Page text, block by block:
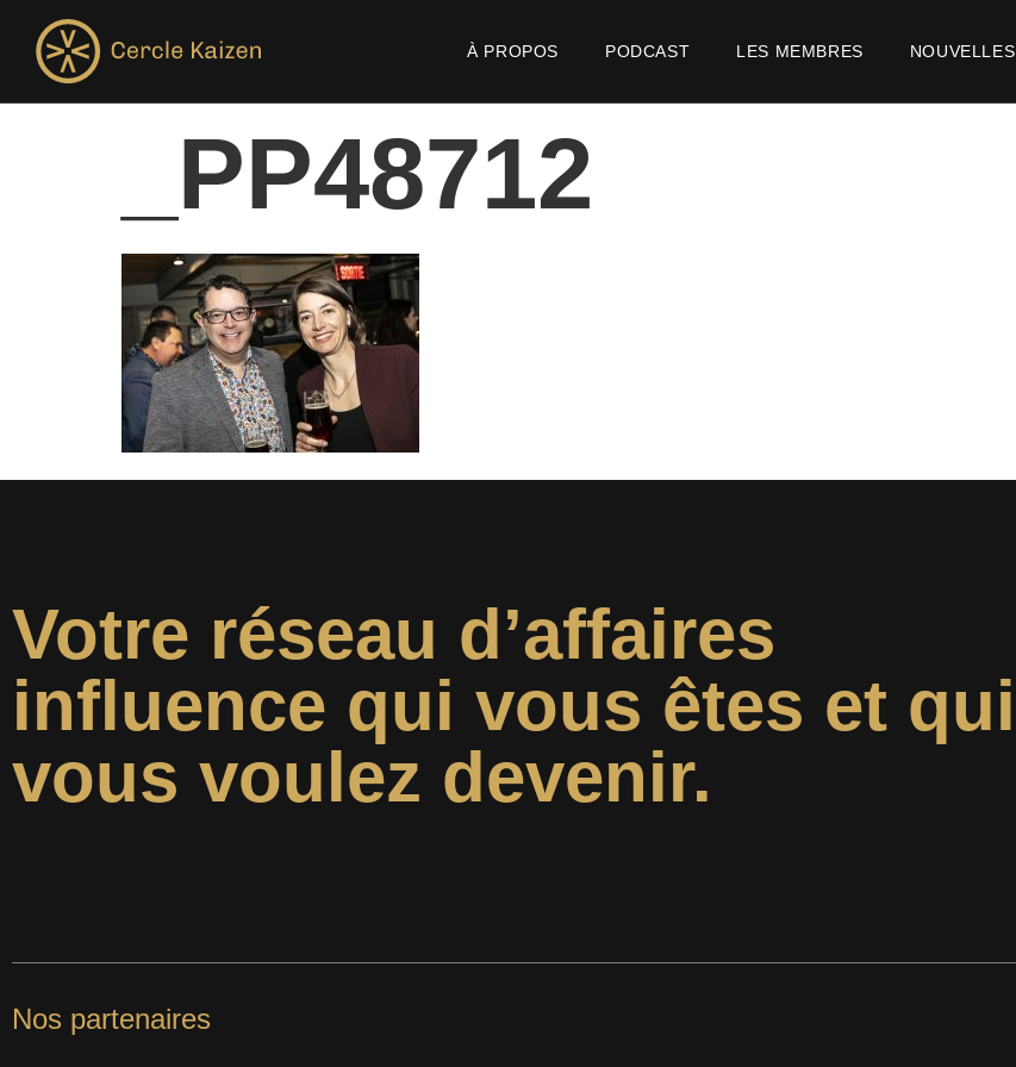
À PROPOS PODCAST LES MEMBRES NOUVELLES
_PP48712
Votre réseau d’affaires
influence qui vous êtes et qui
vous voulez devenir.
Nos partenaires